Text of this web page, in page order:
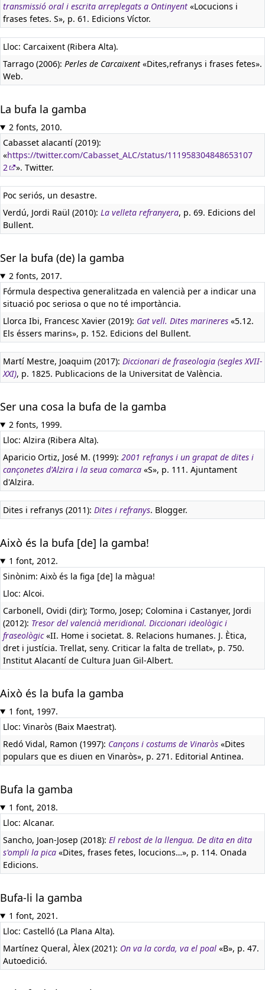
transmissió oral i escrita arreplegats a Ontinyent «Locucions i
frases fetes. S», p. 61. Edicions Víctor.
Lloc: Carcaixent (Ribera Alta).
Tarrago (2006): Perles de Carcaixent «Dites,refranys i frases fetes».
Web.
La bufa la gamba
2 fonts, 2010.
Cabasset alacantí (2019):
«https://twitter.com/Cabasset_ALC/status/111958304848653107
2
». Twitter.
Poc seriós, un desastre.
Verdú, Jordi Raül (2010): La velleta refranyera, p. 69. Edicions del
Bullent.
Ser la bufa (de) la gamba
2 fonts, 2017.
Fórmula despectiva generalitzada en valencià per a indicar una
situació poc seriosa o que no té importància.
Llorca Ibi, Francesc Xavier (2019): Gat vell. Dites marineres «5.12.
Els éssers marins», p. 152. Edicions del Bullent.
Martí Mestre, Joaquim (2017): Diccionari de fraseologia (segles XVII-
XXI), p. 1825. Publicacions de la Universitat de València.
Ser una cosa la bufa de la gamba
2 fonts, 1999.
Lloc: Alzira (Ribera Alta).
Aparicio Ortiz, José M. (1999): 2001 refranys i un grapat de dites i
cançonetes d'Alzira i la seua comarca «S», p. 111. Ajuntament
d'Alzira.
Dites i refranys (2011): Dites i refranys. Blogger.
Això és la bufa [de] la gamba!
1 font, 2012.
Sinònim: Això és la figa [de] la màgua!
Lloc: Alcoi.
Carbonell, Ovidi (dir); Tormo, Josep; Colomina i Castanyer, Jordi
(2012): Tresor del valencià meridional. Diccionari ideològic i
fraseològic«II. Home i societat. 8. Relacions humanes. J. Ètica,
dret i justícia. Trellat, seny. Criticar la falta de trellat», p. 750.
Institut Alacantí de Cultura Juan Gil-Albert.
Això és la bufa la gamba
1 font, 1997.
Lloc: Vinaròs (Baix Maestrat).
Redó Vidal, Ramon (1997): Cançons i costums de Vinaròs «Dites
populars que es diuen en Vinaròs», p. 271. Editorial Antinea.
Bufa la gamba
1 font, 2018.
Lloc: Alcanar.
Sancho, Joan-Josep (2018): El rebost de la llengua. De dita en dita
s'ompli la pica «Dites, frases fetes, locucions…», p. 114. Onada
Edicions.
Bufa-li la gamba
1 font, 2021.
Lloc: Castelló (La Plana Alta).
Martínez Queral, Àlex (2021): On va la corda, va el poal «B», p. 47.
Autoedició.